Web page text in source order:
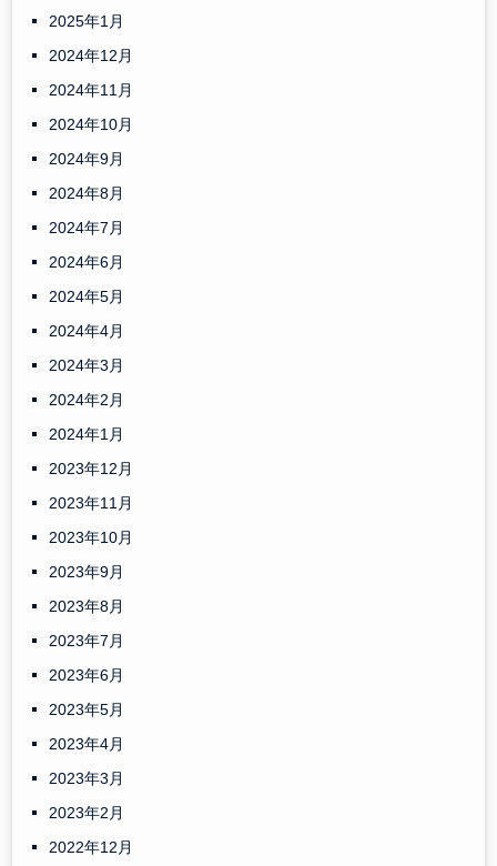
2025年1月
2024年12月
2024年11月
2024年10月
2024年9月
2024年8月
2024年7月
2024年6月
2024年5月
2024年4月
2024年3月
2024年2月
2024年1月
2023年12月
2023年11月
2023年10月
2023年9月
2023年8月
2023年7月
2023年6月
2023年5月
2023年4月
2023年3月
2023年2月
2022年12月